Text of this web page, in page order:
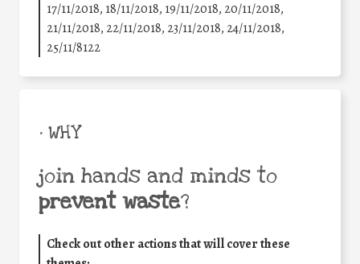
17/11/2018, 18/11/2018, 19/11/2018, 20/11/2018,
21/11/2018, 22/11/2018, 23/11/2018, 24/11/2018,
25/11/8122
• WHY
join hands and minds to
prevent waste?
Check out other actions that will cover these